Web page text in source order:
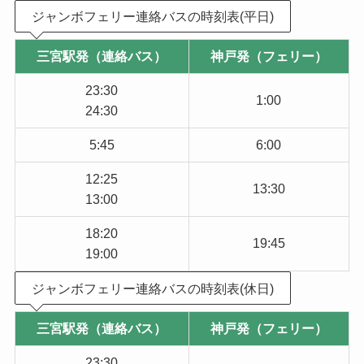
ジャンボフェリー連絡バスの時刻表(平日)
三宮駅発（連絡バス） 神戸発（フェリー）
23:30
24:30
1:00
5:45 6:00
12:25
13:00
13:30
18:20
19:00
19:45
ジャンボフェリー連絡バスの時刻表(休日)
三宮駅発（連絡バス） 神戸発（フェリー）